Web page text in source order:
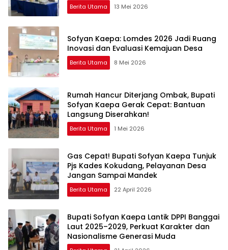
Berita Utama 13 Mei 2026
Sofyan Kaepa: Lomdes 2026 Jadi Ruang
Inovasi dan Evaluasi Kemajuan Desa
Berita Utama 8 Mei 2026
Rumah Hancur Diterjang Ombak, Bupati
Sofyan Kaepa Gerak Cepat: Bantuan
Langsung Diserahkan!
Berita Utama 1 Mei 2026
Gas Cepat! Bupati Sofyan Kaepa Tunjuk
Pjs Kades Kokudang, Pelayanan Desa
Jangan Sampai Mandek
Berita Utama 22 April 2026
Bupati Sofyan Kaepa Lantik DPPI Banggai
Laut 2025–2029, Perkuat Karakter dan
Nasionalisme Generasi Muda